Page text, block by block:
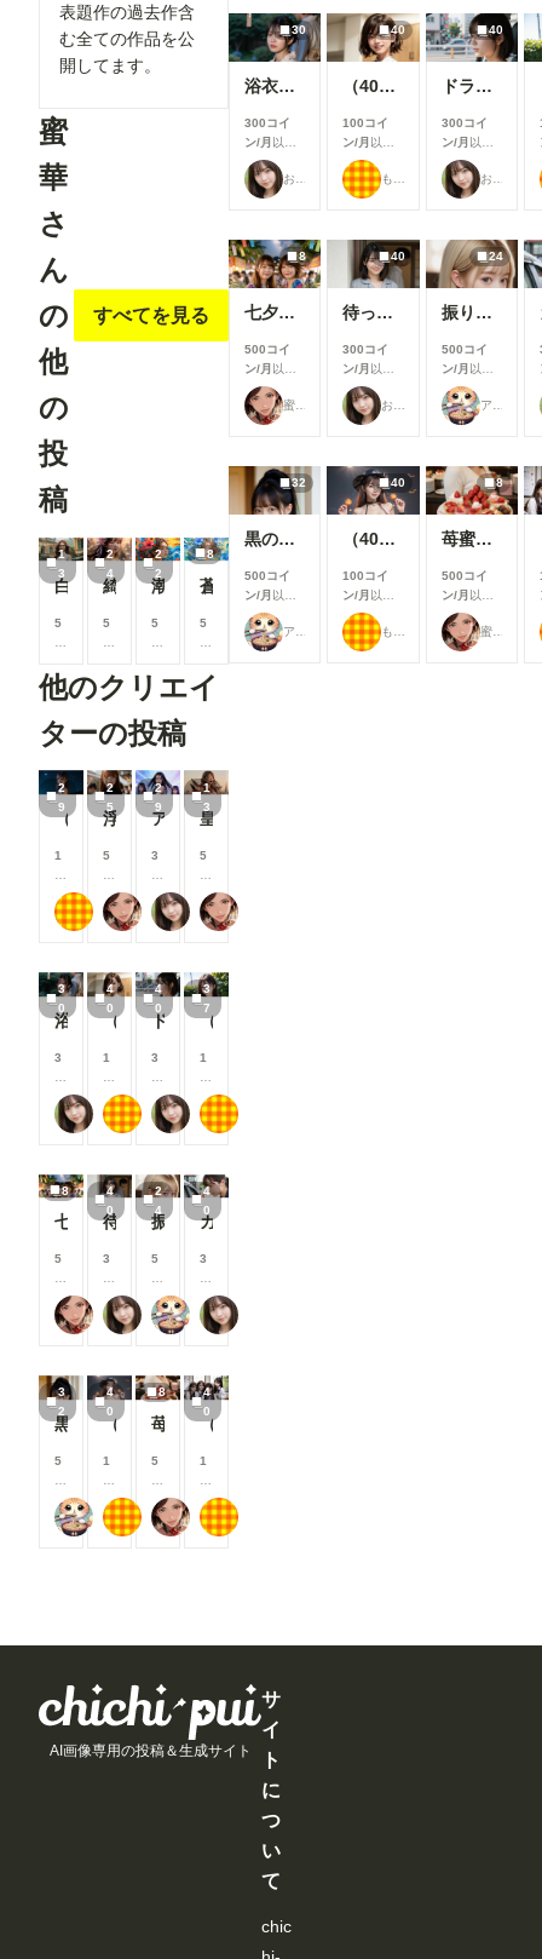
表題作の過去作含
む全ての作品を公
開してます。
蜜
華
さ
ん
の
他
の
投
稿
すべてを見る
1
3
白蓮清妃『アオザイって良いよね』 弍
5
コ
イ
ン
/
以
上
支
す
と
見
る
と
が
で
き
2
4
綺苑華姫
5
コ
イ
/
以
上
支
す
と
見
る
と
が
で
き
2
2
潮華夏媛
5
コ
イ
ン
/
以
上
支
す
と
見
る
と
が
で
き
8
5
コ
イ
以
上
支
す
と
見
る
と
が
で
き
他のクリエイ
ターの投稿
2
9
（29枚）香織2026/07/20_ナイトビーチ②
1
0
0
コ
イ
/
月
以
上
る
と
こ
と
が
き
ま
す
もち
2
5
浮街麗影『街で見かけたイイ女』伍
5
0
0
コ
イ
/
月
以
上
る
と
こ
と
が
き
ま
す
蜜華
2
9
アイドルのステージ披露
3
0
0
コ
イ
/
月
以
上
る
と
こ
と
が
き
ま
す
おたき
1
3
皇翼聖鎧
5
0
0
コ
イ
/
月
以
上
る
と
こ
と
が
き
ま
す
蜜華
3
0
浴衣女子大生
3
コ
イ
/
月
以
上
る
と
こ
と
が
き
ま
す
おたき
4
0
（40枚）まどか先生@2025/04/18_カフェまどか①
1
コ
イ
/
月
以
上
る
と
こ
と
が
き
ま
す
もち
4
0
ドライブ女子
3
コ
イ
/
月
以
上
る
と
こ
と
が
き
ま
す
おたき
3
7
（37枚）JK香織@2024/06/08_水着③
1
コ
イ
月
以
上
る
と
こ
と
が
き
ま
す
もち
8
5
0
0
コ
イ
/
月
以
上
る
と
で
す
蜜華
4
0
待っていた妻
3
0
0
コ
イ
/
月
以
上
る
と
で
ま
す
おたき
2
4
振りむいたとき
5
0
0
コ
イ
/
月
以
上
る
と
で
ま
す
アイドル好き
4
0
ガソリンスタンド娘
3
0
0
コ
イ
月
以
上
る
と
で
す
おたき
3
2
黒のファッション
5
コ
イ
す
る
見
アイドル好き
4
0
（40枚）香織@2024/10/22_ハロウィン衣装①
1
コ
イ
す
る
見
もち
8
5
コ
イ
す
る
見
蜜華
4
0
（40枚）JK香織@2024/10/18_複数人の中にうちの子①
1
コ
イ
る
見
もち
30
浴衣女子大生
300コイ
ン/月 以上
支援すると
見ることが
できます
おたき
40
（40枚）まどか先生@2025/04/18_カフェまどか①
100コイ
ン/月 以上
支援すると
見ることが
できます
もち
40
ドライブ女子
300コイ
ン/月 以上
支援すると
見ることが
できます
おたき
8
七夕星彩
500コイ
ン/月 以上
支援すると
見ることが
できます
蜜華
40
待っていた妻
300コイ
ン/月 以上
支援すると
見ることが
できます
おたき
24
振りむいたとき
500コイ
ン/月 以上
支援すると
見ることが
できます
アイドル好き
32
黒のファッション
500コイ
ン/月 以上
支援すると
見ることが
できます
アイドル好き
40
（40枚）香織@2024/10/22_ハロウィン衣装①
100コイ
ン/月 以上
支援すると
見ることが
できます
もち
8
苺蜜甘艶 弍
500コイ
ン/月 以上
支援すると
見ることが
できます
蜜華
AI画像専用の投稿＆生成サイト
サ
イ
ト
に
つ
い
て
chic